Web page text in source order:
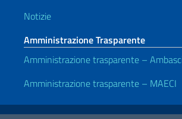
Notizie
Amministrazione Trasparente
Amministrazione trasparente –
Amministrazione trasparente – MAECI
Link Utili